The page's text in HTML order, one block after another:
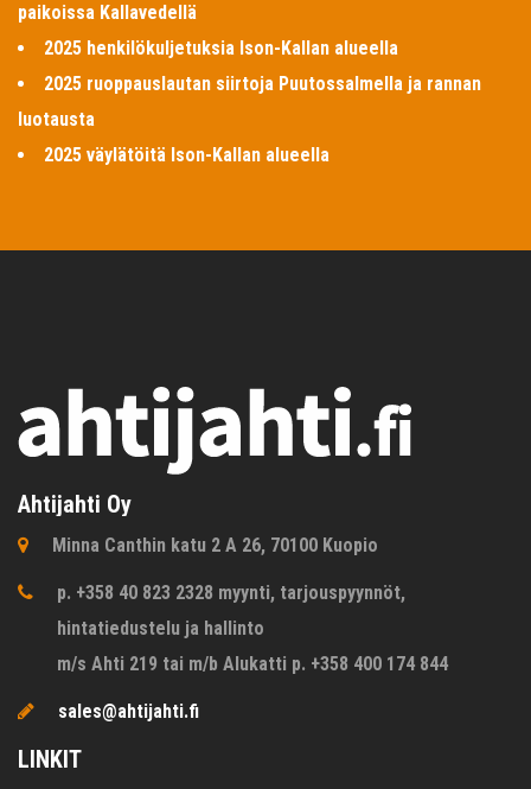
paikoissa Kallavedellä
2025 henkilökuljetuksia Ison-Kallan alueella
2025 ruoppauslautan siirtoja Puutossalmella ja rannan
luotausta
2025 väylätöitä Ison-Kallan alueella
Ahtijahti Oy
Minna Canthin katu 2 A 26, 70100 Kuopio
p. +358 40 823 2328 myynti, tarjouspyynnöt,
hintatiedustelu ja hallinto
m/s Ahti 219 tai m/b Alukatti p. +358 400 174 844
sales@ahtijahti.fi
LINKIT